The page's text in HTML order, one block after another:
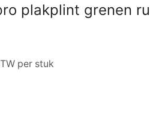
plakplint grenen
per stuk